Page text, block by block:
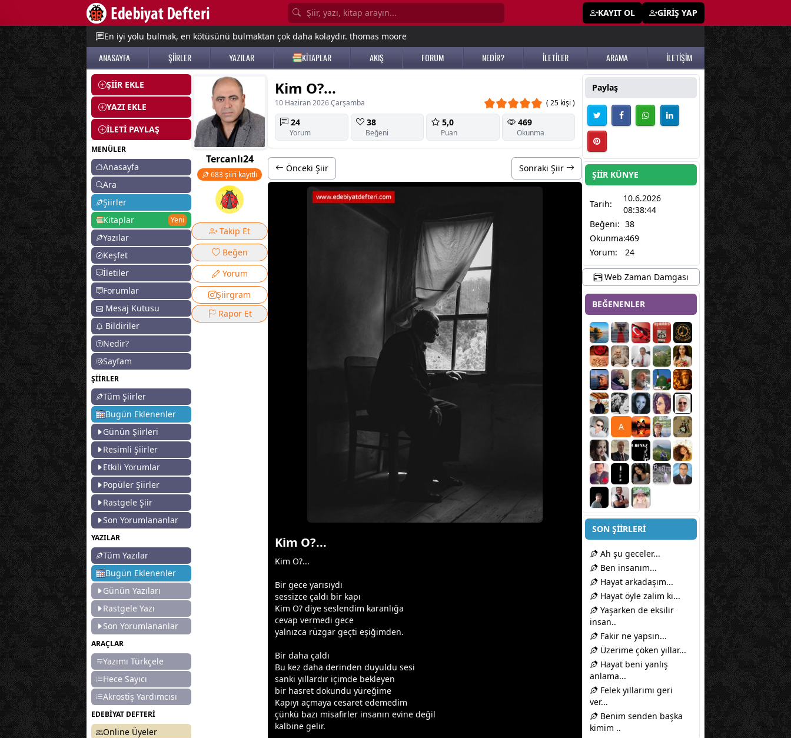
KAYIT OL GİRİŞ YAP
En iyi yolu bulmak, en kötüsünü bulmaktan çok daha kolaydır. thomas moore
ANASAYFA ŞİİRLER YAZILAR KİTAPLAR AKIŞ FORUM NEDİR? İLETİLER ARAMA İLETİŞİM
ŞİİR EKLE
YAZI EKLE
İLETİ PAYLAŞ
MENÜLER
Anasayfa
Ara
Şiirler
Kitaplar
Yeni
Yazılar
Keşfet
İletiler
Forumlar
Mesaj Kutusu
Bildiriler
Nedir?
Sayfam
ŞİİRLER
Tüm Şiirler
Bugün Eklenenler
Günün Şiirleri
Resimli Şiirler
Etkili Yorumlar
Popüler Şiirler
Rastgele Şiir
Son Yorumlananlar
YAZILAR
Tüm Yazılar
Bugün Eklenenler
Günün Yazıları
Rastgele Yazı
Son Yorumlananlar
ARAÇLAR
Yazımı Türkçele
Hece Sayıcı
Akrostiş Yardımcısı
EDEBİYAT DEFTERİ
Online Üyeler
Tercanlı24
683 şiiri kayıtlı
Takip Et
Beğen
Yorum
Şiirgram
Rapor Et
Kim O?...
10 Haziran 2026 Çarşamba ( 25 kişi )
24
Yorum
38
Beğeni
5,0
Puan
469
Okunma
Önceki Şiir Sonraki Şiir
Kim O?...
Kim O?...
Bir gece yarısıydı
sessizce çaldı bir kapı
Kim O? diye seslendim karanlığa
cevap vermedi gece
yalnızca rüzgar geçti eşiğimden.
Bir daha çaldı
Bu kez daha derinden duyuldu sesi
sanki yıllardır içimde bekleyen
bir hasret dokundu yüreğime
Kapıyı açmaya cesaret edemedim
çünkü bazı misafirler insanın evine değil
kalbine gelir.
Paylaş
ŞİİR KÜNYE
Tarih:
10.6.2026
08:38:44
Beğeni: 38
Okunma:469
Yorum:
24
Web Zaman Damgası
BEĞENENLER
A
SON ŞİİRLERİ
Ah şu geceler...
Ben insanım...
Hayat arkadaşım...
Hayat öyle zalim ki...
Yaşarken de eksilir
insan..
Fakir ne yapsın...
Üzerime çöken yıllar...
Hayat beni yanlış
anlama...
Felek yıllarımı geri
ver...
Benim senden başka
kimim ..
menu